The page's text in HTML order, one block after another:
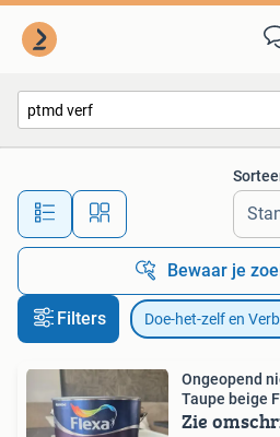
Alle afstanden…
Bewaar je
Filters Doe-het-zelf en
Ongeopend
Taupe beige
Zie